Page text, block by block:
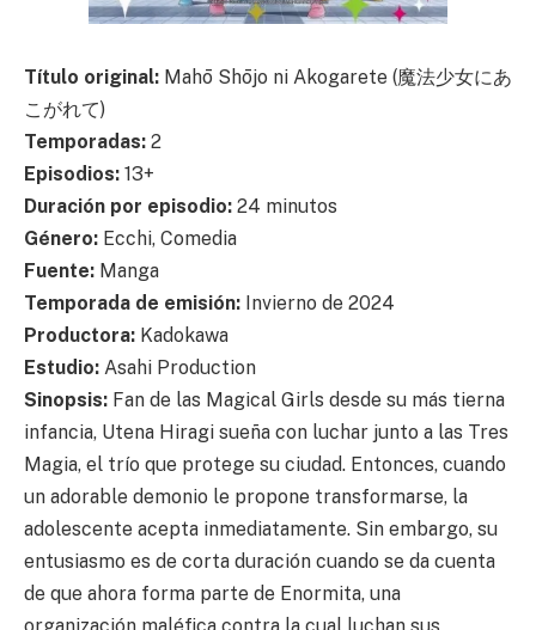
Título original: Mahō Shōjo ni Akogarete (魔法少女にあ
こがれて)
Temporadas: 2
Episodios: 13+
Duración por episodio: 24 minutos
Género: Ecchi, Comedia
Fuente: Manga
Temporada de emisión: Invierno de 2024
Productora: Kadokawa
Estudio: Asahi Production
Sinopsis: Fan de las Magical Girls desde su más tierna
infancia, Utena Hiragi sueña con luchar junto a las Tres
Magia, el trío que protege su ciudad. Entonces, cuando
un adorable demonio le propone transformarse, la
adolescente acepta inmediatamente. Sin embargo, su
entusiasmo es de corta duración cuando se da cuenta
de que ahora forma parte de Enormita, una
organización maléfica contra la cual luchan sus